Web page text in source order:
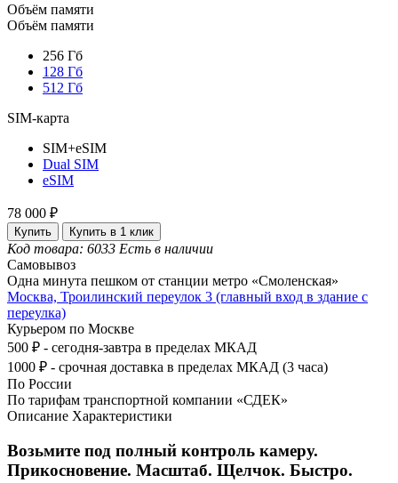
Объём памяти
Объём памяти
256 Гб
128 Гб
512 Гб
SIM-карта
SIM+eSIM
Dual SIM
eSIM
78 000 ₽
Купить Купить в 1 клик
Код товара: 6033 Есть в наличии
Самовывоз
Одна минута пешком от станции метро «Смоленская»
Москва, Троилинский переулок 3 (главный вход в здание с
переулка)
Курьером по Москве
500 ₽ - сегодня-завтра в пределах МКАД
1000 ₽ - срочная доставка в пределах МКАД (3 часа)
По России
По тарифам транспортной компании «СДЕК»
Описание Характеристики
Возьмите под полный контроль камеру.
Прикосновение. Масштаб. Щелчок. Быстро.